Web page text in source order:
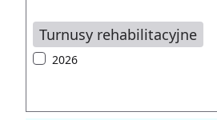
Turnusy rehabilitacyjne
2026